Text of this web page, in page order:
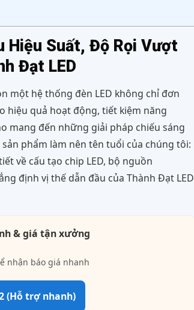
Hiệu Suất, Độ Rọi Vượt
Đạt LED
một hệ thống đèn LED không chỉ đơn
hiệu quả hoạt động, tiết kiệm năng
mang đến những giải pháp chiếu sáng
phẩm làm nên tên tuổi của chúng tôi:
về cấu tạo chip LED, bộ nguồn
định vị thế dẫn đầu của Thành Đạt LED
& giá tận xưởng
nhận báo giá nhanh
(Hỗ trợ nhanh)